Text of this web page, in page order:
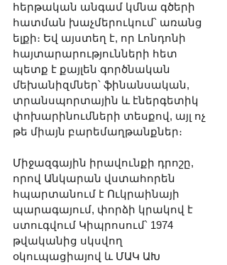
հերթական անգամ կմնա գծերի
հատման խաչմերուկում՝ առանց
ելքի։ Եվ այստեղ է, որ Լոնդոնի
հայտարարությունների հետ
պետք է քայլեն գործնական
մեխանիզմներ՝ ֆինանսական,
տրանսպորտային և էներգետիկ
փոխարինումների տեսքով, այլ ոչ
թե միայն բարեմաղթանքներ։
Միջազգային իրավունքի դրոշը,
որով Անկարան վստահորեն
հպարտանում է Ուկրաինայի
պարագայում, փորձի կրակով է
ստուգվում Կիպրոսում՝ 1974
թվականից սկսվող
օկուպացիայով և ՄԱԿ ԱԽ